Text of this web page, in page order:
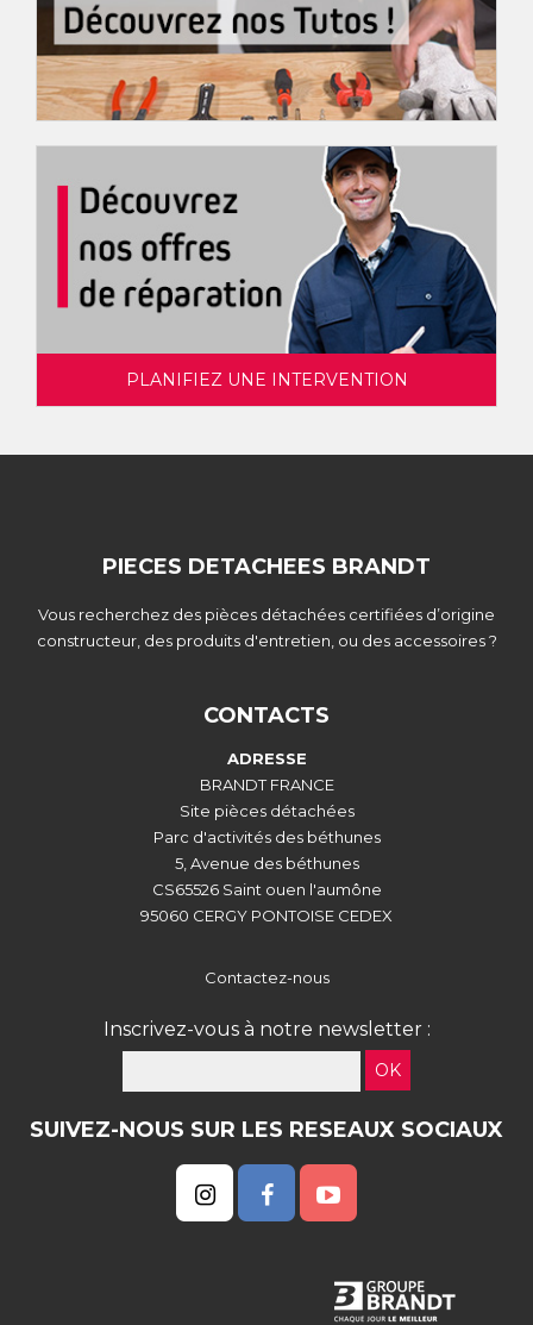
PLANIFIEZ UNE INTERVENTION
PIECES DETACHEES BRANDT
Vous recherchez des pièces détachées certifiées d’origine
constructeur, des produits d'entretien, ou des accessoires ?
CONTACTS
ADRESSE
BRANDT FRANCE
Site pièces détachées
Parc d'activités des béthunes
5, Avenue des béthunes
CS65526 Saint ouen l'aumône
95060 CERGY PONTOISE CEDEX
Contactez-nous
Inscrivez-vous à notre newsletter :
OK
SUIVEZ-NOUS SUR LES RESEAUX SOCIAUX